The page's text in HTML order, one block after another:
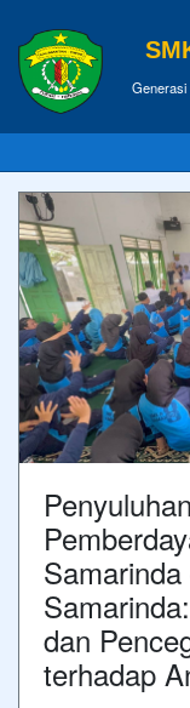
Generasi
dan
terhadap